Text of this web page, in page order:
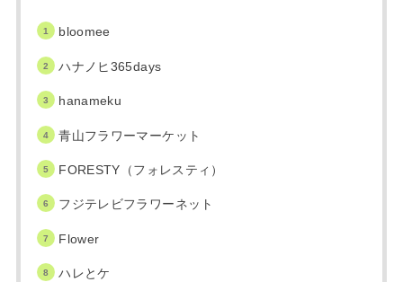
bloomee
ハナノヒ365days
hanameku
青山フラワーマーケット
FORESTY（フォレスティ）
フジテレビフラワーネット
Flower
ハレとケ